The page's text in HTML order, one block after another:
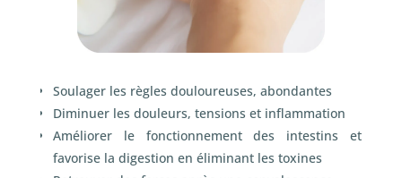
Soulager les règles douloureuses, abondantes
Diminuer les douleurs, tensions et inflammation
Améliorer le fonctionnement des intestins et
favorise la digestion en éliminant les toxines